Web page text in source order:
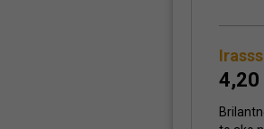
Irasss
4,20